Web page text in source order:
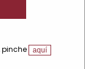
pinche aquí